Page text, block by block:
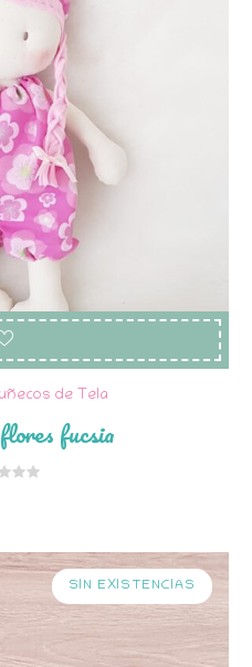
de Tela
fucsia
SIN EXISTENCIAS